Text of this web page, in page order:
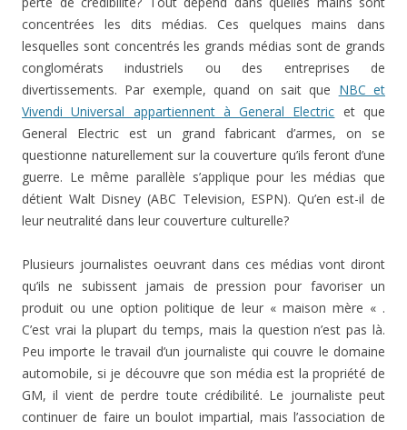
concentrées les dits médias. Ces quelques mains dans
lesquelles sont concentrés les grands médias sont de grands
conglomérats industriels ou des entreprises de
divertissements. Par exemple, quand on sait que NBC et
Vivendi Universal appartiennent à General Electric et que
General Electric est un grand fabricant d’armes, on se
questionne naturellement sur la couverture qu’ils feront d’une
guerre. Le même parallèle s’applique pour les médias que
détient Walt Disney (ABC Television, ESPN). Qu’en est-il de
leur neutralité dans leur couverture culturelle?
Plusieurs journalistes oeuvrant dans ces médias vont diront
qu’ils ne subissent jamais de pression pour favoriser un
produit ou une option politique de leur « maison mère « .
C’est vrai la plupart du temps, mais la question n’est pas là.
Peu importe le travail d’un journaliste qui couvre le domaine
automobile, si je découvre que son média est la propriété de
GM, il vient de perdre toute crédibilité. Le journaliste peut
continuer de faire un boulot impartial, mais l’association de